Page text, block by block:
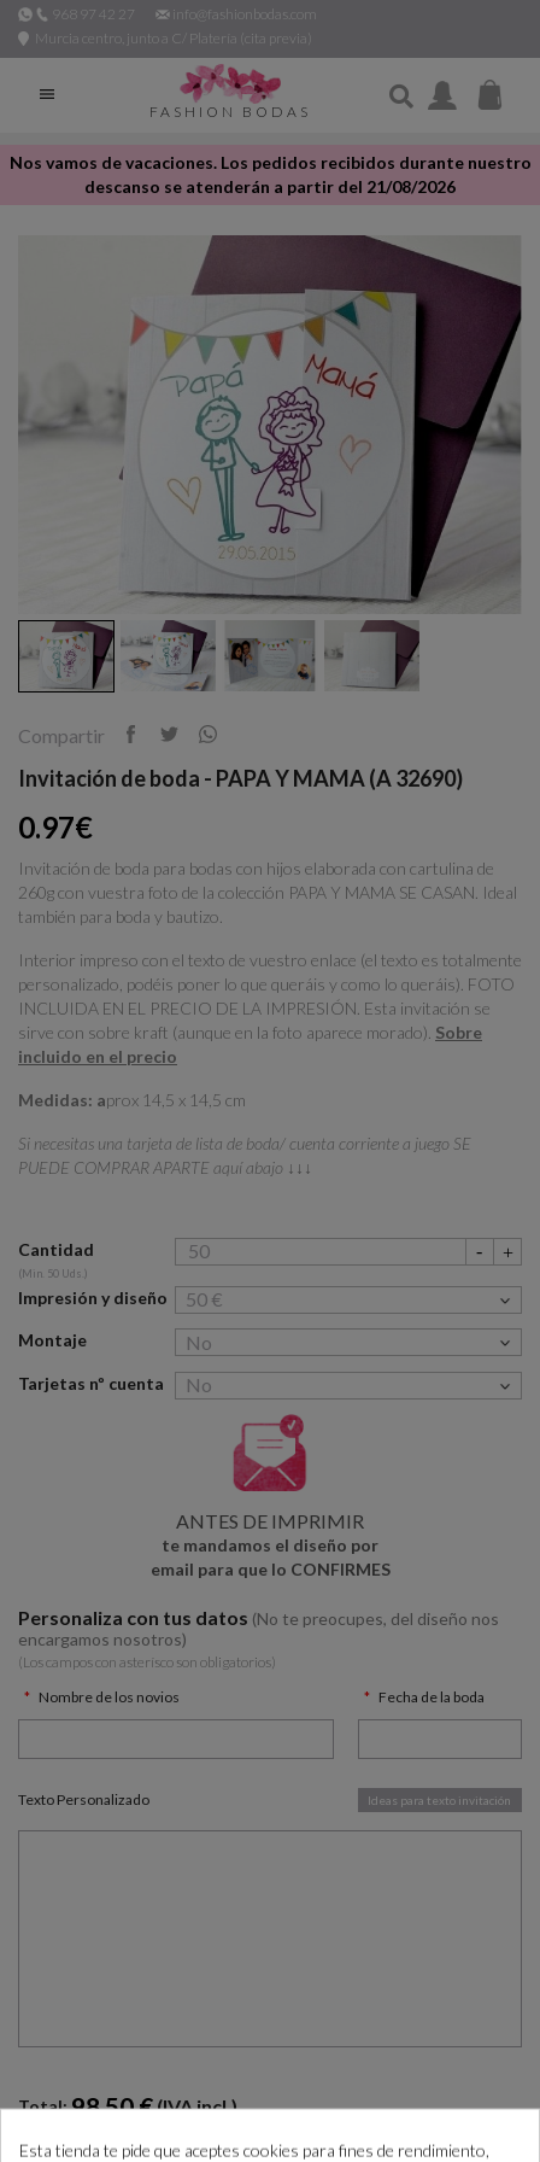
968 97 42 27
info@fashionbodas.com
Murcia centro, junto a C/ Platería (cita previa)

FASHION BODAS
Nos vamos de vacaciones. Los pedidos recibidos durante nuestro
descanso se atenderán a partir del 21/08/2026
Compartir
Invitación de boda - PAPA Y MAMA (A 32690)
0.97€
Invitación de boda para bodas con hijos elaborada con cartulina de
260g con vuestra foto de la colección PAPA Y MAMA SE CASAN. Ideal
también para boda y bautizo.
Interior impreso con el texto de vuestro enlace (el texto es totalmente
personalizado, podéis poner lo que queráis y como lo queráis). FOTO
INCLUIDA EN EL PRECIO DE LA IMPRESIÓN. Esta invitación se
sirve con sobre kraft (aunque en la foto aparece morado). Sobre
incluido en el precio
Medidas: aprox 14,5 x 14,5 cm
Si necesitas una tarjeta de lista de boda/ cuenta corriente a juego SE
PUEDE COMPRAR APARTE aquí abajo ↓↓↓
Cantidad
(Min. 50 Uds.)
Impresión y diseño
Montaje
Tarjetas nº cuenta
ANTES DE IMPRIMIR
te mandamos el diseño por
email para que lo CONFIRMES
Personaliza con tus datos (No te preocupes, del diseño nos
encargamos nosotros)
(Los campos con asterísco son obligatorios)
Nombre de los novios
Fecha de la boda
Texto Personalizado Ideas para texto invitación
Total:98.50 €(IVA incl.)
Esta tienda te pide que aceptes cookies para fines de rendimiento,